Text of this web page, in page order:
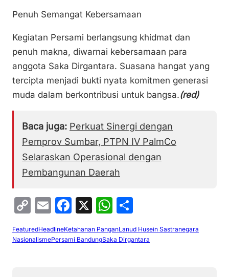
Penuh Semangat Kebersamaan
Kegiatan Persami berlangsung khidmat dan
penuh makna, diwarnai kebersamaan para
anggota Saka Dirgantara. Suasana hangat yang
tercipta menjadi bukti nyata komitmen generasi
muda dalam berkontribusi untuk bangsa.(red)
Baca juga: Perkuat Sinergi dengan
Pemprov Sumbar, PTPN IV PalmCo
Selaraskan Operasional dengan
Pembangunan Daerah
C
o
p
E
m
ai
F
a
c
X
W
h
at
h
ar
FeaturedHeadlineKetahanan PanganLanud Husein Sastranegara
NasionalismePersami BandungSaka Dirgantara